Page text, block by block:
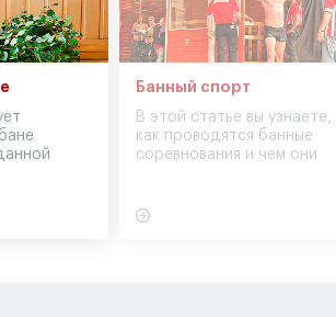
Банный спорт
В этой статье вы узнаете,
как проводятся банные
соревнования и чем они